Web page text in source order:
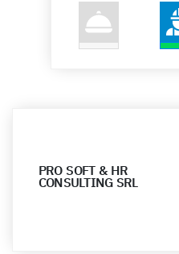
PRO SOFT & HR
CONSULTING SRL